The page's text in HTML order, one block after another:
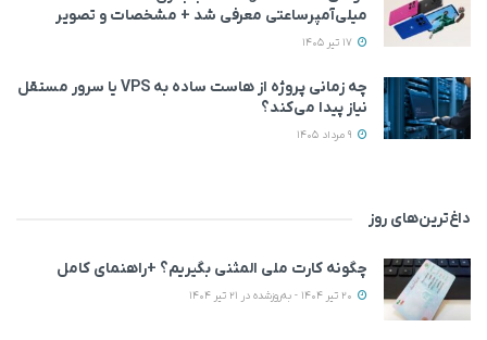
میلی‌آمپرساعتی معرفی شد + مشخصات و تصویر
چه زمانی پروژه از هاست ساده به VPS یا سرور مستقل
نیاز پیدا می‌کند؟
داغ‌ترین‌های روز
چگونه کارت ملی المثنی بگیریم؟ +راهنمای کامل